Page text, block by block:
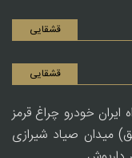
قشقایی
قشقایی
خودرو چراغ قرمز
میدان صیاد شیرازی